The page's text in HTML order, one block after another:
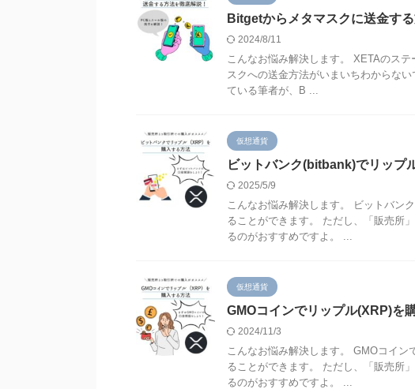
Bitgetからメタマスクに送金す
2024/8/11
こんなお悩み解決します。 XETAのス
スクへの送金方法がいまいちわからな
ている筆者が、B ...
仮想通貨
ビットバンク(bitbank)でリップ
2025/5/9
こんなお悩み解決します。 ビットバン
ることができます。 ただし、「販売所
るのがおすすめですよ。 ...
仮想通貨
GMOコインでリップル(XRP)を
2024/11/3
こんなお悩み解決します。 GMOコイ
ることができます。 ただし、「販売所
るのがおすすめですよ。 ...